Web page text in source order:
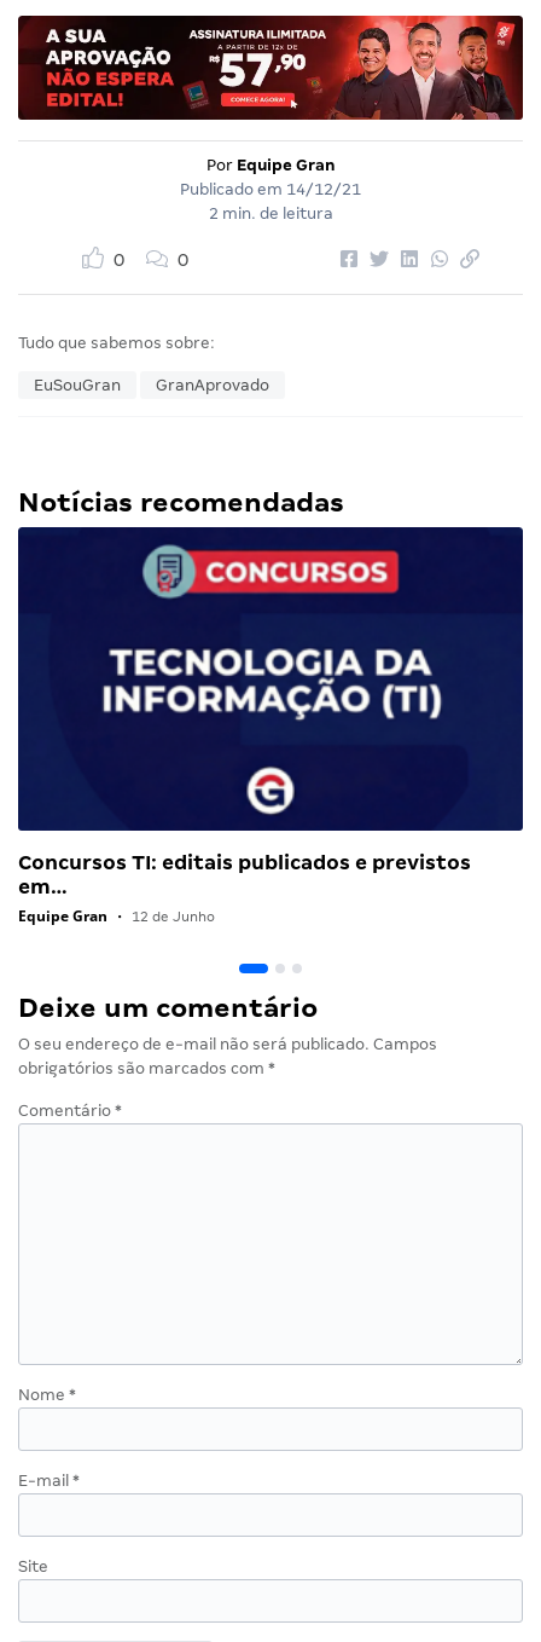
Por Equipe Gran
Publicado em 14/12/21
2 min. de leitura
0 0
Tudo que sabemos sobre:
EuSouGran GranAprovado
Notícias recomendadas
Concursos TI: editais publicados e previstos
em…
Equipe Gran • 12 de Junho
Deixe um comentário
O seu endereço de e-mail não será publicado. Campos
obrigatórios são marcados com *
Comentário *
Nome *
E-mail *
Site